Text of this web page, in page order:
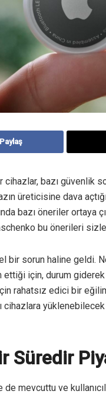
cihazlar, bazı güvenlik
üreticisine dava
bazı öneriler ortaya
bu önerileri
bir sorun haline geldi.
ettiği için, durum
rahatsız edici bir
cihazlara
Süredir
mevcuttu ve